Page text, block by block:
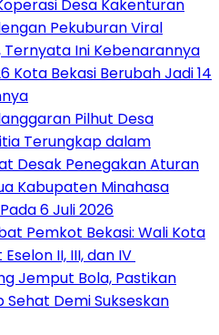
Desa Kakenturan
Pekuburan Viral
Ternyata Ini Kebenarannya
Kota Bekasi Berubah Jadi 14
Pilhut Desa
Terungkap dalam
Desak Penegakan Aturan
Kabupaten Minahasa
6 Juli 2026
Pemkot Bekasi: Wali Kota
II, III, dan IV
Jemput Bola, Pastikan
Sehat Demi Sukseskan